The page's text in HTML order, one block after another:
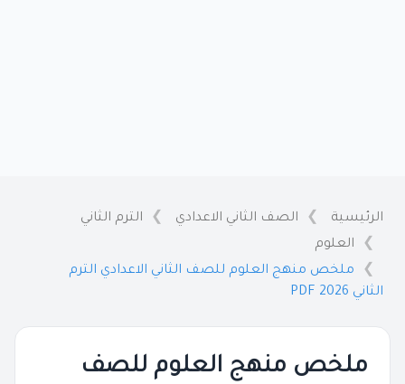
الرئيسية الصف الثاني الاعدادي
الترم الثاني
العلوم
ملخص منهج العلوم للصف الثاني الاعدادي الترم
الثاني 2026 PDF
ملخص منهج العلوم للصف